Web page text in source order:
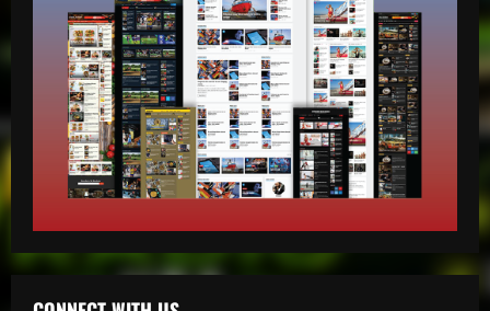
2
mango radio usa
Escolta presidencial se accidenta y deja
tres heridos en Puerto Plata
abril 27, 2026
Comunicador propina bofetada al padre
de una víctima del Jet Set en el Palacio
de Justicia